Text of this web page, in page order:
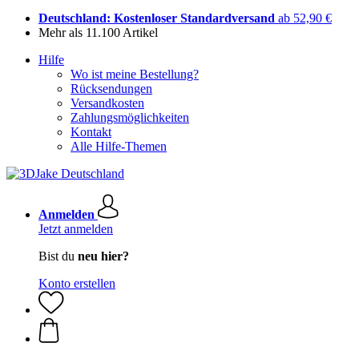
Deutschland: Kostenloser Standardversand ab 52,90 €
Mehr als 11.100 Artikel
Hilfe
Wo ist meine Bestellung?
Rücksendungen
Versandkosten
Zahlungsmöglichkeiten
Kontakt
Alle Hilfe-Themen
Anmelden
Jetzt anmelden
Bist du neu hier?
Konto erstellen